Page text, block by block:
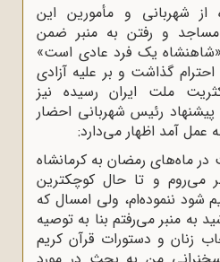
شهربانی و مأمورین این
مساجد و رفتن به منبر ضمن
«شاهنشاه یک فرد عادی است»
گذاشت و بر علیه آزادی
ملت ایران رسیده نیز
پیشنهاد رئیس شهربانی احضار
عمل آمد اظهار می‌دارد:
ماه‌های رمضان به کرمانشاه
می‌روم و تا حال کوچکترین
شود ننموده‌ام، ولی امسال که
به منبر می‌رفتم بنا به توصیه
زنان و دستورات قرآن کریم